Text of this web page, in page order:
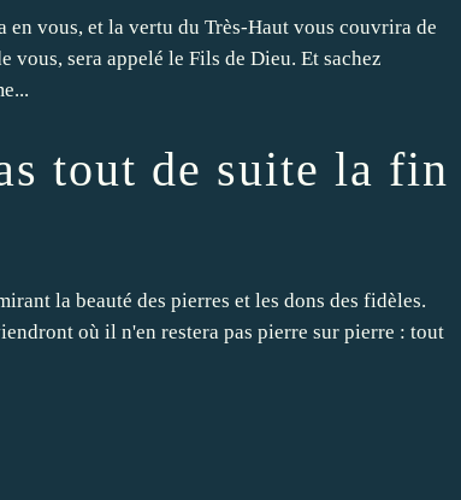
vous, et la vertu du Très-Haut vous couvrira de
sera appelé le Fils de Dieu. Et sachez
tout de suite la fin
la beauté des pierres et les dons des fidèles.
où il n'en restera pas pierre sur pierre : tout